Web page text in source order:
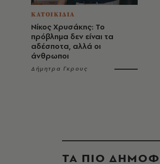
ΚΑΤΟΙΚΙΔΙΑ
Νίκος Χρυσάκης: Το
πρόβλημα δεν είναι τα
αδέσποτα, αλλά οι
άνθρωποι
Δήμητρα Γκρους
ΤΑ ΠΙΟ